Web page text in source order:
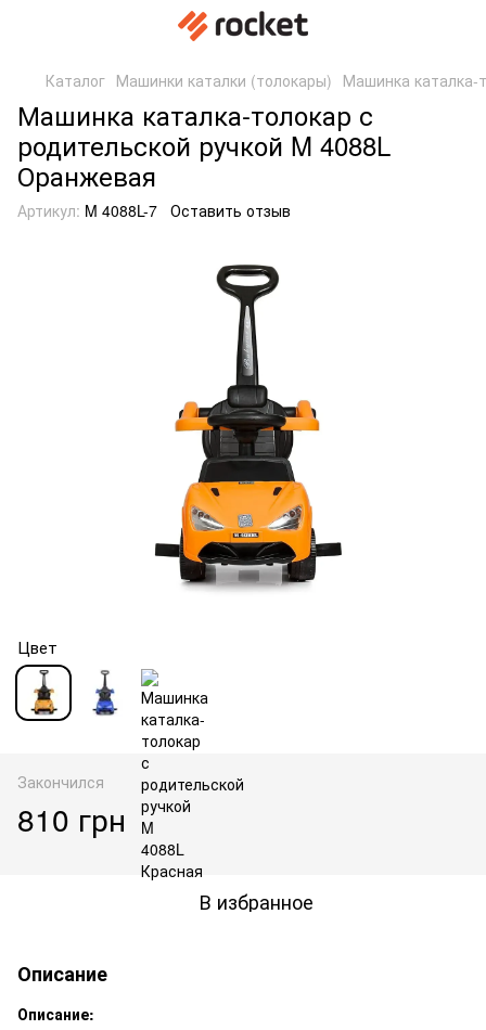
Каталог Машинки каталки (толокары) Машинка каталка-
Машинка каталка-толокар с
родительской ручкой M 4088L
Оранжевая
Артикул: M 4088L-7 Оставить отзыв
Цвет
Закончился
810 грн
В избранное
Описание
Описание: